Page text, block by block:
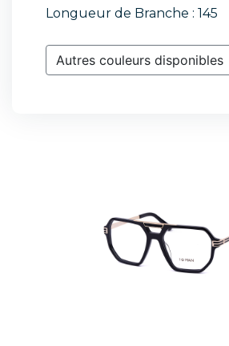
Longueur de Branche : 145
Autres couleurs disponibles